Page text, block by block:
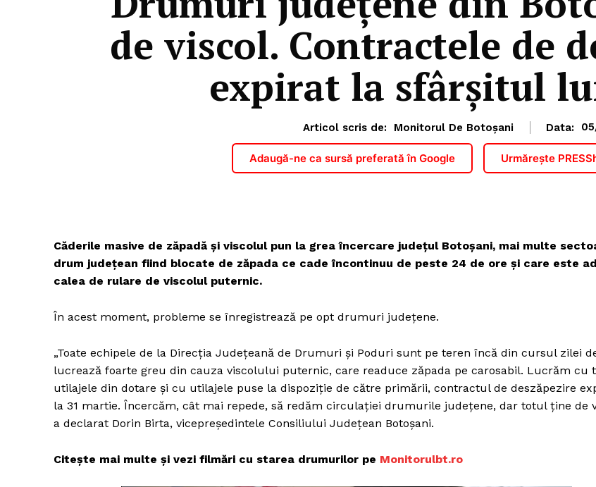
de viscol. Contractele de
expirat la sfârșitul
Articol scris de: Monitorul De Botoșani Data:
Adaugă-ne ca sursă preferată în Google Urmărește
Căderile masive de zăpadă și viscolul pun la grea încercare județul Botoșani, mai multe
drum județean fiind blocate de zăpada ce cade încontinuu de peste 24 de ore și care este
calea de rulare de viscolul puternic.
În acest moment, probleme se înregistrează pe opt drumuri județene.
„Toate echipele de la Direcția Județeană de Drumuri și Poduri sunt pe teren încă din cursul zilei
lucrează foarte greu din cauza viscolului puternic, care readuce zăpada pe carosabil. Lucrăm cu
utilajele din dotare și cu utilajele puse la dispoziție de către primării, contractul de deszăpezire
la 31 martie. Încercăm, cât mai repede, să redăm circulației drumurile județene, dar totul ține de
a declarat Dorin Birta, vicepreședintele Consiliului Județean Botoșani.
Citește mai multe și vezi filmări cu starea drumurilor pe Monitorulbt.ro